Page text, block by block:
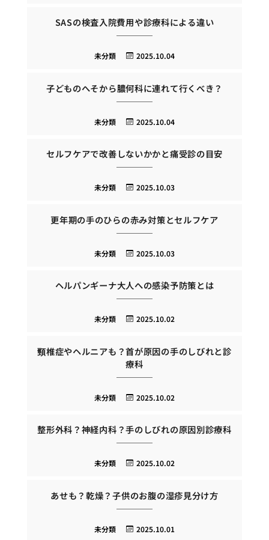
SASの検査入院費用や診療科による違い
2025.10.04
未分類
子どものへそから膿何科に連れて行くべき？
2025.10.04
未分類
セルフケアで改善しないかかと痛受診の目安
2025.10.03
未分類
更年期の手のひらの赤み対策とセルフケア
2025.10.03
未分類
ヘルパンギーナ大人への感染予防策とは
2025.10.02
未分類
頸椎症やヘルニアも？首が原因の手のしびれと診
療科
2025.10.02
未分類
整形外科？神経内科？手のしびれの原因別診療科
2025.10.02
未分類
あせも？乾燥？子供のお腹の湿疹見分け方
2025.10.01
未分類